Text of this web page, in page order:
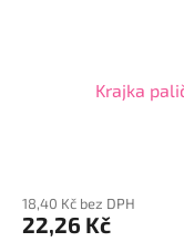
Krajka
18,40 Kč bez DPH
22,26 Kč